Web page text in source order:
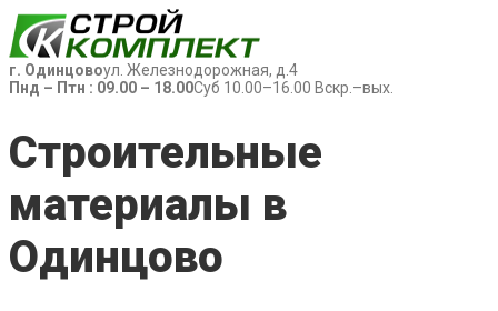
г. Одинцовоул. Железнодорожная, д.4
Пнд – Птн : 09.00 – 18.00Суб 10.00–16.00 Вскр.–вых.
Строительные
материалы в
Одинцово